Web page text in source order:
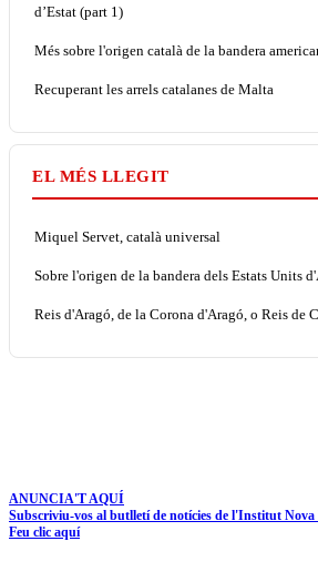
d’Estat (part 1)
Més sobre l'origen català de la bandera
Recuperant les arrels catalanes de Malta
EL MÉS LLEGIT
Miquel Servet, català universal
Sobre l'origen de la bandera dels Estats Units
Reis d'Aragó, de la Corona d'Aragó, o Reis de
ANUNCIA'T AQUÍ
Subscriviu-vos al butlletí de notícies de l'Institut
Feu clic aquí